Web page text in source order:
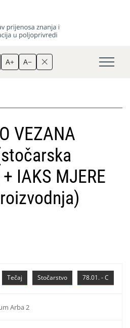
A+ A−
VEZANA
IAKS MJERE
78.01. - C
Stočarstvo
Tečaj
Arba 2